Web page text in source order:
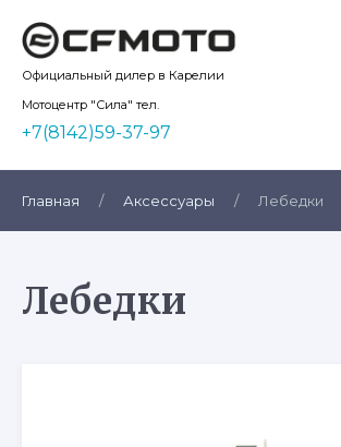
content
Kvadro10
Официальный дилер в Карелии
Мотоцентр "Сила" тел.
+7(8142)59-37-97
Главная / Аксессуары / Лебедки
Лебедки